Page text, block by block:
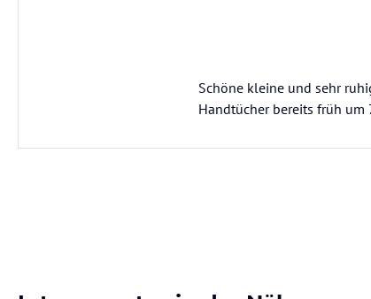
Schöne kleine und sehr
Handtücher bereits früh